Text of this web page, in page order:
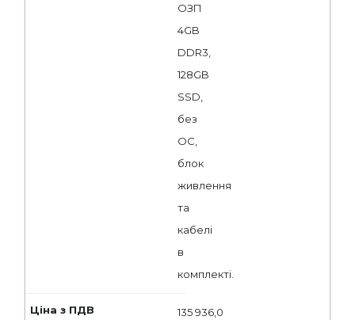
ОЗП
4GB
DDR3,
128GB
SSD,
без
ОС,
блок
живлення
та
кабелі
в
комплекті.
135 936,0